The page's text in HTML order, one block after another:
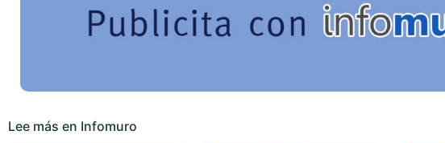
Lee más en Infomuro